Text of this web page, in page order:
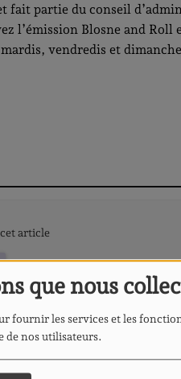
que nous
fournir les services et les
de nos utilisateurs.
fait partie du conseil
l’émission Blosne and Roll
vendredis et
article